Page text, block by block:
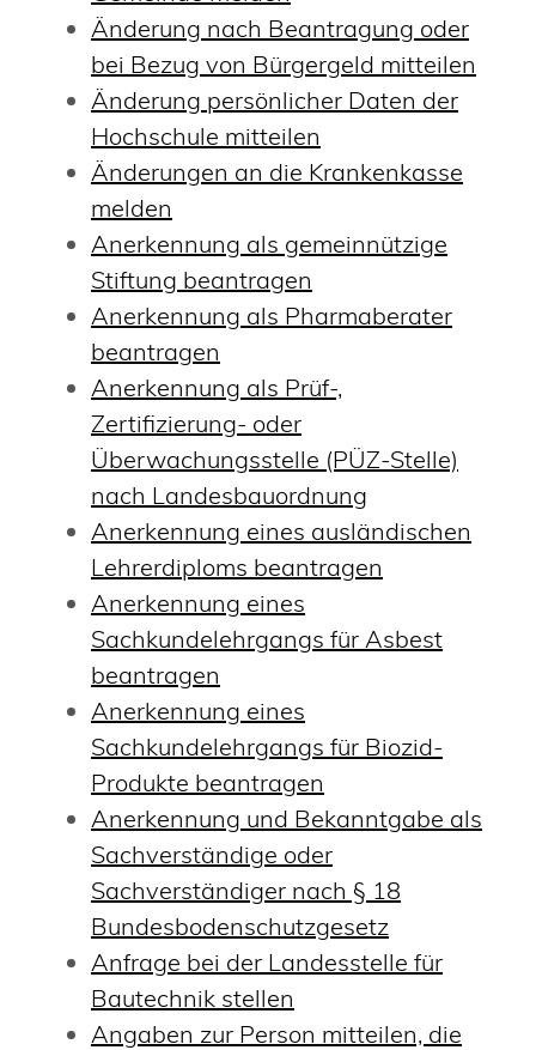
Änderung nach Beantragung oder
bei Bezug von Bürgergeld mitteilen
Änderung persönlicher Daten der
Hochschule mitteilen
Änderungen an die Krankenkasse
melden
Anerkennung als gemeinnützige
Stiftung beantragen
Anerkennung als Pharmaberater
beantragen
Anerkennung als Prüf-,
Zertifizierung- oder
Überwachungsstelle (PÜZ-Stelle)
nach Landesbauordnung
Anerkennung eines ausländischen
Lehrerdiploms beantragen
Anerkennung eines
Sachkundelehrgangs für Asbest
beantragen
Anerkennung eines
Sachkundelehrgangs für Biozid-
Produkte beantragen
Anerkennung und Bekanntgabe als
Sachverständige oder
Sachverständiger nach § 18
Bundesbodenschutzgesetz
Anfrage bei der Landesstelle für
Bautechnik stellen
Angaben zur Person mitteilen, die